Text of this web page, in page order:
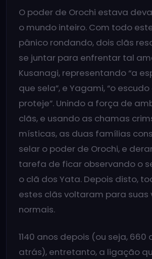
O poder de Orochi estava
o mundo inteiro. Com todo
pânico rondando, dois clãs
se juntar para enfrentar tal
Kusanagi, representando “a
que sela”, e Yagami, “o
proteje”. Unindo a força de
clãs, e usando as chamas
místicas, as duas famílias
selar o poder de Orochi, e
tarefa de ficar observando o
o clã dos Yata. Depois disto,
estes clãs voltaram para suas
normais.
1140 anos depois (ou seja, 660
atrás), entretanto, a ligação